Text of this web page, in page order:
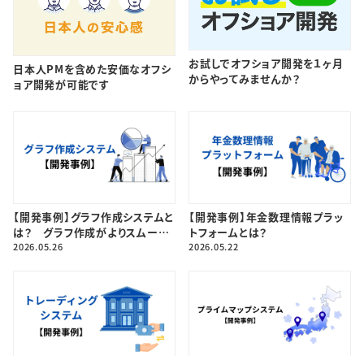
日本人PMを含めた安価なオフシ
ョア開発が可能です
お試しでオフショア開発を１ヶ月
からやってみませんか？
【開発事例】グラフ作成システムと
は？ グラフ作成がよりスムーズ
になりました！
2026.05.26
【開発事例】年金数理情報プラッ
トフォームとは？
2026.05.22